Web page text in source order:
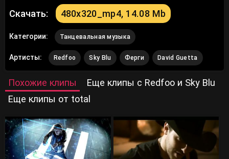
Скачать: 480x320_mp4, 14.08 Mb
Категории: Танцевальная музыка
Артисты: Redfoo Sky Blu Ферги David Guetta
Похожие клипы
Еще клипы с Redfoo и Sky Blu
Еще клипы от total